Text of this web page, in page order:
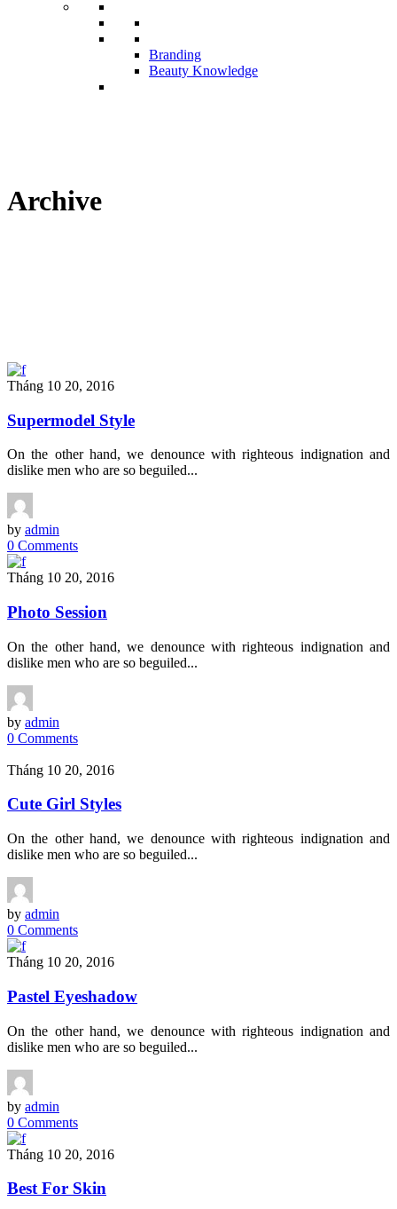
Branding
Beauty Knowledge
Archive
Tháng 10 20, 2016
Supermodel Style
On the other hand, we denounce with righteous indignation and
dislike men who are so beguiled...
by admin
0 Comments
Tháng 10 20, 2016
Photo Session
On the other hand, we denounce with righteous indignation and
dislike men who are so beguiled...
by admin
0 Comments
Tháng 10 20, 2016
Cute Girl Styles
On the other hand, we denounce with righteous indignation and
dislike men who are so beguiled...
by admin
0 Comments
Tháng 10 20, 2016
Pastel Eyeshadow
On the other hand, we denounce with righteous indignation and
dislike men who are so beguiled...
by admin
0 Comments
Tháng 10 20, 2016
Best For Skin